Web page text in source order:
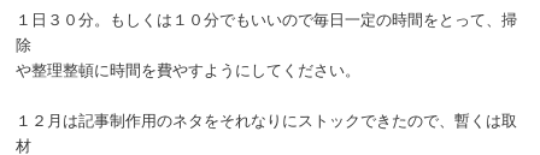
１日３０分。もしくは１０分でもいいので毎日一定の時間をとって、掃
除
や整理整頓に時間を費やすようにしてください。
１２月は記事制作用のネタをそれなりにストックできたので、暫くは取
材